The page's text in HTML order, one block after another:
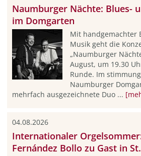
Naumburger Nächte: Blues-
im Domgarten
Mit handgemachter
Musik geht die
„Naumburger
August, um 19.30
Runde. Im
Naumburger
mehrfach ausgezeichnete Duo ...
04.08.2026
Internationaler
Fernández Bollo zu Gast in